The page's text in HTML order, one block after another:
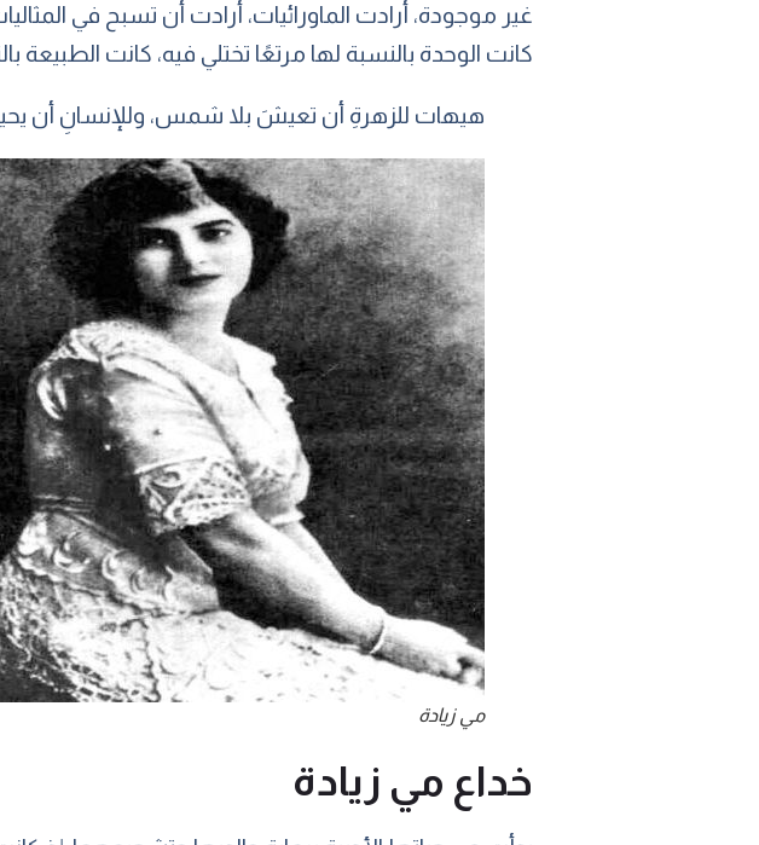
غير موجودة، أرادت الماورائيات، أرادت أن تسبح في
كانت الوحدة بالنسبة لها مرتعًا تختلي فيه، كانت الطبيعة
هيهات للزهرةِ أن تعيشَ بلا شمس، وللإنسانِ أن
مي زيادة
خداع مي زيادة